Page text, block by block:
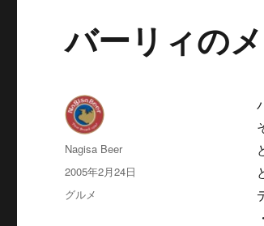
バーリィの
投
稿
Nagisa Beer
投
稿
日:
2005年2月24日
カ
グルメ